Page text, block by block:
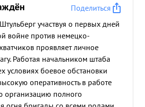
Поделиться
участвуя о первых дней
войне против немецко-
проявляет личное
Работая начальником штаба
условиях боевое обстановки
оперативность в работе
организацию полного